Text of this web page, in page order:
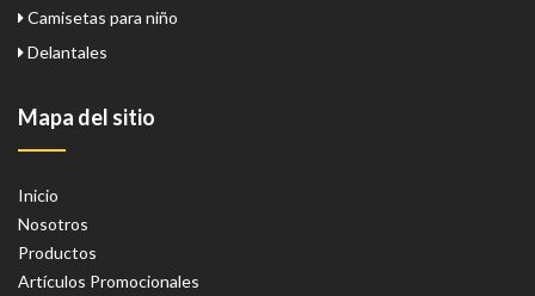
Camisetas para niño
Delantales
Mapa del sitio
Inicio
Nosotros
Productos
Artículos Promocionales